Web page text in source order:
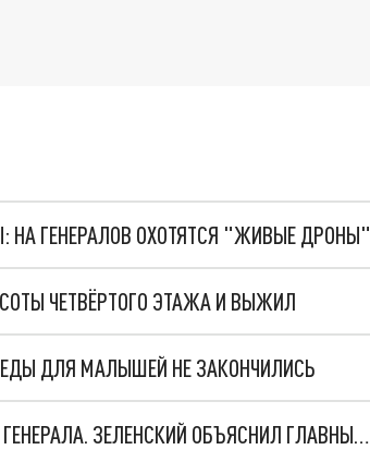
НА ГЕНЕРАЛОВ ОХОТЯТСЯ "ЖИВЫЕ ДРОНЫ"
ЧЕТВЁРТОГО ЭТАЖА И ВЫЖИЛ
ДЛЯ МАЛЫШЕЙ НЕ ЗАКОНЧИЛИСЬ
"МЫ ВАС ЗАСТАВИМ": ЖУТКИЕ ДЕТАЛИ ОХОТЫ НА ГЕНЕРАЛА. ЗЕЛЕНСКИЙ ОБЪЯСНИЛ ГЛАВНЫЙ СМЫСЛ ТЕРАКТА В ЦЕНТРЕ МОСКВЫ